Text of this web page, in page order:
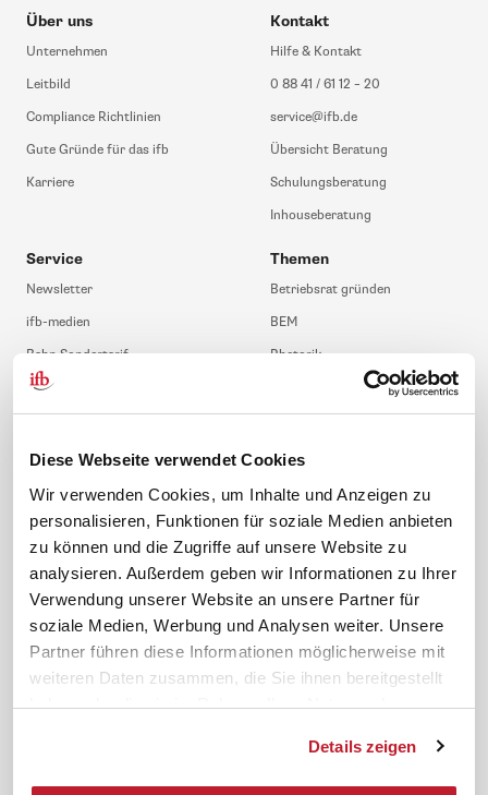
Diese Webseite verwendet Cookies
Wir verwenden Cookies, um Inhalte und Anzeigen zu
personalisieren, Funktionen für soziale Medien anbieten
zu können und die Zugriffe auf unsere Website zu
analysieren. Außerdem geben wir Informationen zu Ihrer
Verwendung unserer Website an unsere Partner für
soziale Medien, Werbung und Analysen weiter. Unsere
Partner führen diese Informationen möglicherweise mit
weiteren Daten zusammen, die Sie ihnen bereitgestellt
haben oder die sie im Rahmen Ihrer Nutzung der
Details zeigen
Über uns
Unternehmen
Leitbild
Compliance Richtlinien
Gute Gründe für das ifb
Karriere
Kontakt
Hilfe & Kontakt
0 88 41 / 61 12 – 20
service@ifb.de
Übersicht Beratung
Schulungsberatung
Inhouseberatung
Service
Newsletter
ifb-medien
Bahn Sondertarif
meinifb
FAQ
ifb-App Betriebsrat360
Themen
Betriebsrat gründen
BEM
Rhetorik
JAV-Wahl
News. Wissen. Themen.
Lexikon
Rechtsprechung
Gesetze
Folgen Sie uns
Sicherheit durch geprüfte
Qualität!